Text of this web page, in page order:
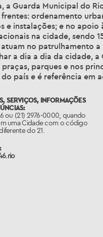
Guarda Municipal do
ordenamento
instalações; e no apoio
na cidade, sendo
no patrulhamento
a dia a dia da cidade,
parques e nos
país e é referência em
SERVIÇOS, INFORMAÇÕES
ou (21) 2976-0000, quando
uma Cidade com o código
do 21.